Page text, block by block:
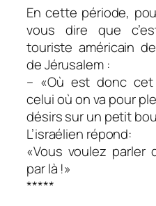
En cette période,
vous dire que
touriste américain
de Jérusalem :
– «Où est donc cet
celui où on va pour
désirs sur un petit
L’israélien répond:
«Vous voulez parler
par là !»
*****